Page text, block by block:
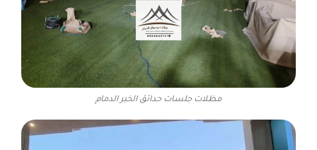
مظلات جلسات حدائق الخبر الدمام